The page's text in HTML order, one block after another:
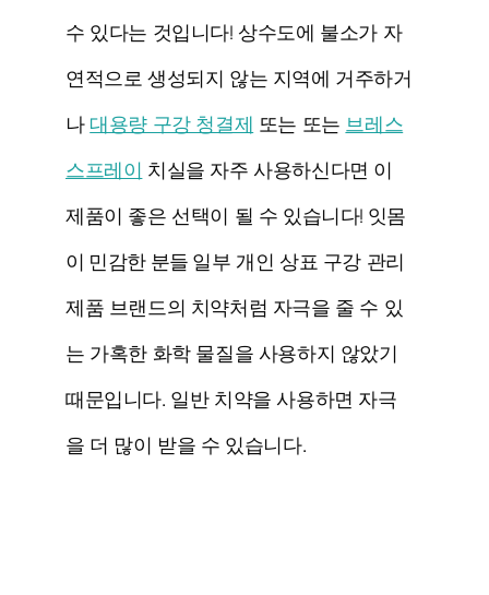
수 있다는 것입니다! 상수도에 불소가 자
연적으로 생성되지 않는 지역에 거주하거
나 대용량 구강 청결제 또는 또는 브레스
스프레이 치실을 자주 사용하신다면 이
제품이 좋은 선택이 될 수 있습니다! 잇몸
이 민감한 분들 일부 개인 상표 구강 관리
제품 브랜드의 치약처럼 자극을 줄 수 있
는 가혹한 화학 물질을 사용하지 않았기
때문입니다. 일반 치약을 사용하면 자극
을 더 많이 받을 수 있습니다.